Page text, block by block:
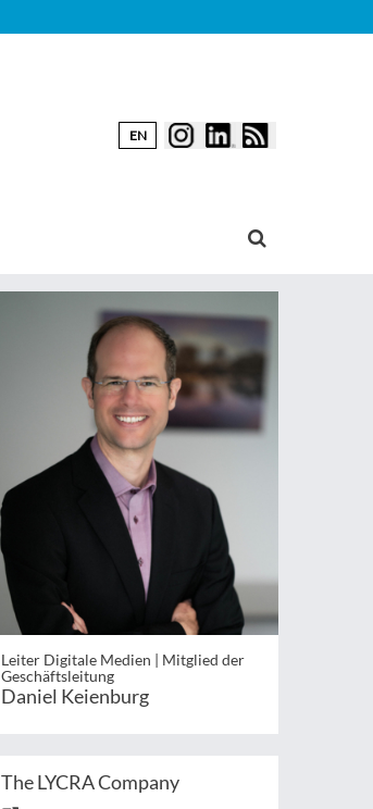
EN
Leiter Digitale Medien | Mitglied der
Geschäftsleitung
Daniel Keienburg
The LYCRA Company